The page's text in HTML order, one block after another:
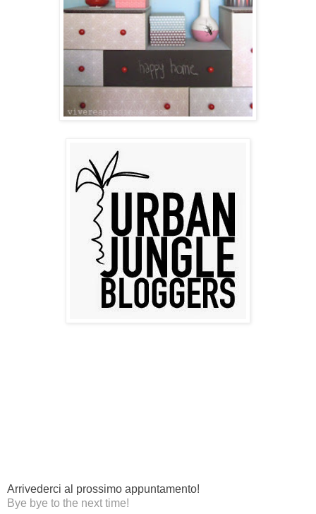
Arrivederci al prossimo appuntamento!
Bye bye to the next time!